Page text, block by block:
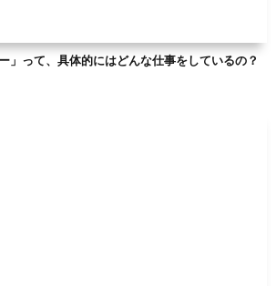
」って、具体的にはどんな仕事をしているの？